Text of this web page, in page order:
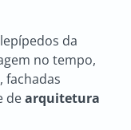
da
no tempo,
fachadas
dearquitetura